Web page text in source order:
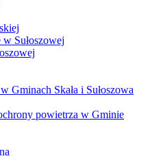
Sułoszowej
Gminach Skała i Sułoszowa
powietrza w Gminie